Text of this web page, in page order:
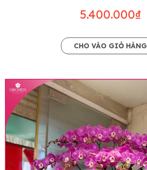
5.400.000₫
CHO VÀO GIỎ HÀNG